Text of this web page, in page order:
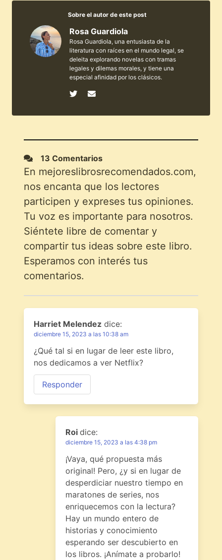
Sobre el autor de este post
Rosa Guardiola
Rosa Guardiola, una entusiasta de la
literatura con raíces en el mundo legal, se
deleita explorando novelas con tramas
legales y dilemas morales, y tiene una
especial afinidad por los clásicos.
13 Comentarios
En mejoreslibrosrecomendados.com,
nos encanta que los lectores
participen y expreses tus opiniones.
Tu voz es importante para nosotros.
Siéntete libre de comentar y
compartir tus ideas sobre este libro.
Esperamos con interés tus
comentarios.
Harriet Melendez dice:
diciembre 15, 2023 a las 10:38 am
¿Qué tal si en lugar de leer este libro,
nos dedicamos a ver Netflix?
Responder
Roi dice:
diciembre 15, 2023 a las 4:38 pm
¡Vaya, qué propuesta más
original! Pero, ¿y si en lugar de
desperdiciar nuestro tiempo en
maratones de series, nos
enriquecemos con la lectura?
Hay un mundo entero de
historias y conocimiento
esperando ser descubierto en
los libros. ¡Anímate a probarlo!